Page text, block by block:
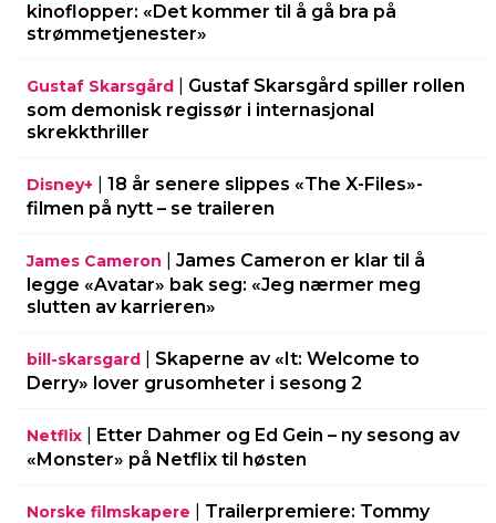
kinoflopper: «Det kommer til å gå bra på
strømmetjenester»
Gustaf Skarsgård
Gustaf Skarsgård spiller rollen
som demonisk regissør i internasjonal
skrekkthriller
Disney+
18 år senere slippes «The X-Files»-
filmen på nytt – se traileren
James Cameron
James Cameron er klar til å
legge «Avatar» bak seg: «Jeg nærmer meg
slutten av karrieren»
bill-skarsgard
Skaperne av «It: Welcome to
Derry» lover grusomheter i sesong 2
Netflix
Etter Dahmer og Ed Gein – ny sesong av
«Monster» på Netflix til høsten
Norske filmskapere
Trailerpremiere: Tommy